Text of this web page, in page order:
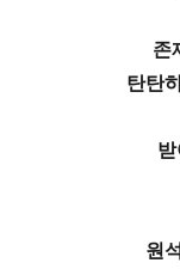
존
탄탄
원